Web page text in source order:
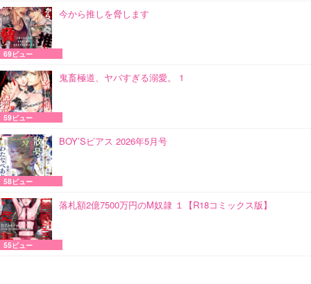
今から推しを脅します
69ビュー
鬼畜極道、ヤバすぎる溺愛。 1
59ビュー
BOY’Sピアス 2026年5月号
58ビュー
落札額2億7500万円のM奴隷 １【R18コミックス版】
55ビュー